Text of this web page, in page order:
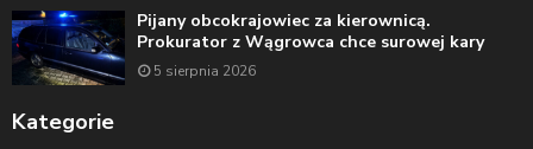
Pijany obcokrajowiec za kierownicą.
Prokurator z Wągrowca chce surowej kary
5 sierpnia 2026
Kategorie